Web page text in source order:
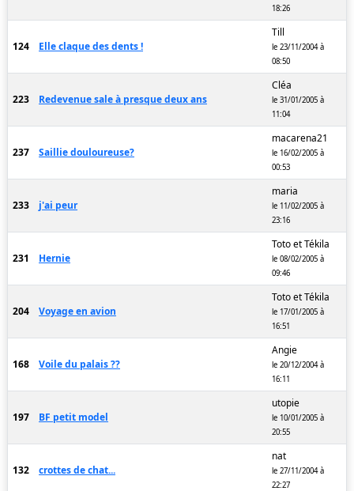
18:26
124 Elle claque des dents !
Till
le 23/11/2004 à
08:50
223 Redevenue sale à presque deux ans
Cléa
le 31/01/2005 à
11:04
237 Saillie douloureuse?
macarena21
le 16/02/2005 à
00:53
233 j'ai peur
maria
le 11/02/2005 à
23:16
231 Hernie
Toto et Tékila
le 08/02/2005 à
09:46
204 Voyage en avion
Toto et Tékila
le 17/01/2005 à
16:51
168 Voile du palais ??
Angie
le 20/12/2004 à
16:11
197 BF petit model
utopie
le 10/01/2005 à
20:55
132 crottes de chat...
nat
le 27/11/2004 à
22:27